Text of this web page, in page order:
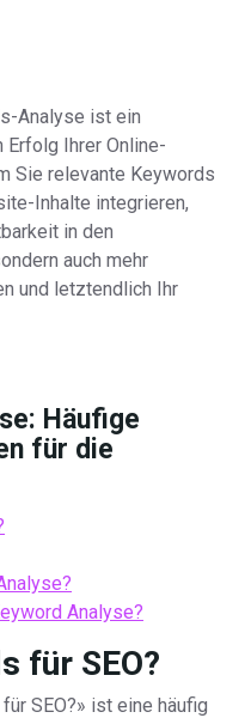
Analyse ist ein
Ihrer Online-
Sie relevante Keywords
Inhalte integrieren,
in den
auch mehr
und letztendlich Ihr
Häufige
für die
Analyse?
für SEO?
SEO?» ist eine häufig